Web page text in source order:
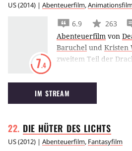
US(2014) | Abenteuerfilm,
7.4
6.9 263
Abenteuerfilm von
Baruchel und Kristen
zweitem Teil der
handzahmen
wieder einige
IM STREAM
DIE HÜTER DES LICHTS
US(2012) | Abenteuerfilm, Fantasyfilm